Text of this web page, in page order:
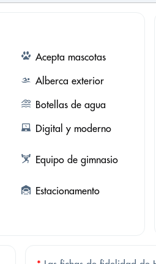
Acepta mascotas
Alberca exterior
Botellas de agua
Digital y moderno
Equipo de gimnasio
Estacionamento